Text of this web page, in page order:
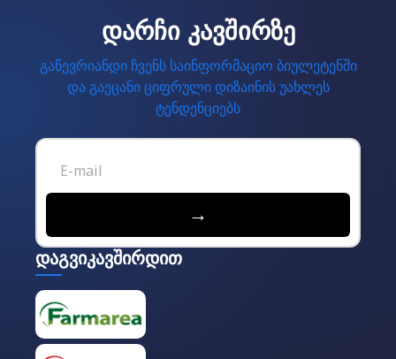
დარჩი კავშირზე
გაწევრიანდი ჩვენს საინფორმაციო ბიულეტენში
და გაეცანი ციფრული დიზაინის უახლეს
ტენდენციებს
→
დაგვიკავშირდით